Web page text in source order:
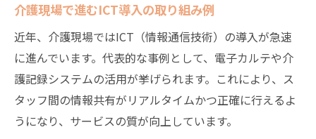
介護現場で進むICT導入の取り組み例
近年、介護現場ではICT（情報通信技術）の導入が急速
に進んでいます。代表的な事例として、電子カルテや介
護記録システムの活用が挙げられます。これにより、ス
タッフ間の情報共有がリアルタイムかつ正確に行えるよ
うになり、サービスの質が向上しています。